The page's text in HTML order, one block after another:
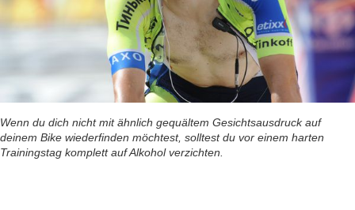
Wenn du dich nicht mit ähnlich gequältem Gesichtsausdruck auf
deinem Bike wiederfinden möchtest, solltest du vor einem harten
Trainingstag komplett auf Alkohol verzichten.